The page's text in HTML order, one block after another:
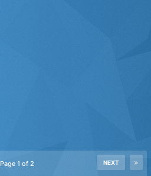
NEXT
Page 1 of 2